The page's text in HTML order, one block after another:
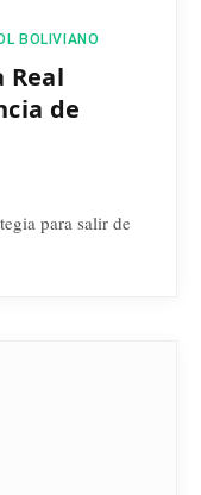
BOLIVIANO
Real
de
para salir de